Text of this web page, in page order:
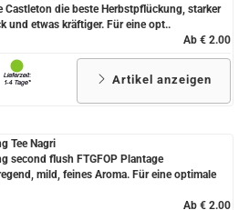
Castleton die beste Herbstpflückung, starker
und etwas kräftiger. Für eine opt..
Ab € 2.00
Artikel anzeigen
Tee Nagri
second flush FTGFOP Plantage
mild, feines Aroma. Für eine optimale
Ab € 2.00